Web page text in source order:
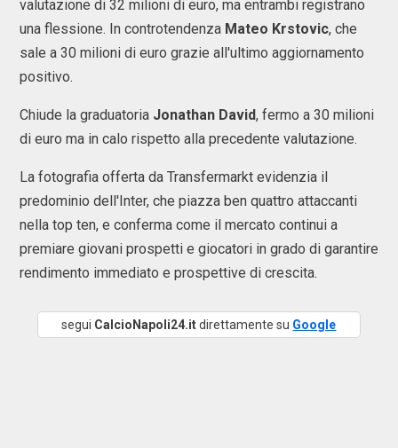
valutazione di 32 milioni di euro, ma entrambi registrano
una flessione. In controtendenza Mateo Krstovic, che
sale a 30 milioni di euro grazie all'ultimo aggiornamento
positivo.
Chiude la graduatoria Jonathan David, fermo a 30 milioni
di euro ma in calo rispetto alla precedente valutazione.
La fotografia offerta da Transfermarkt evidenzia il
predominio dell'Inter, che piazza ben quattro attaccanti
nella top ten, e conferma come il mercato continui a
premiare giovani prospetti e giocatori in grado di garantire
rendimento immediato e prospettive di crescita.
segui CalcioNapoli24.itdirettamente su Google